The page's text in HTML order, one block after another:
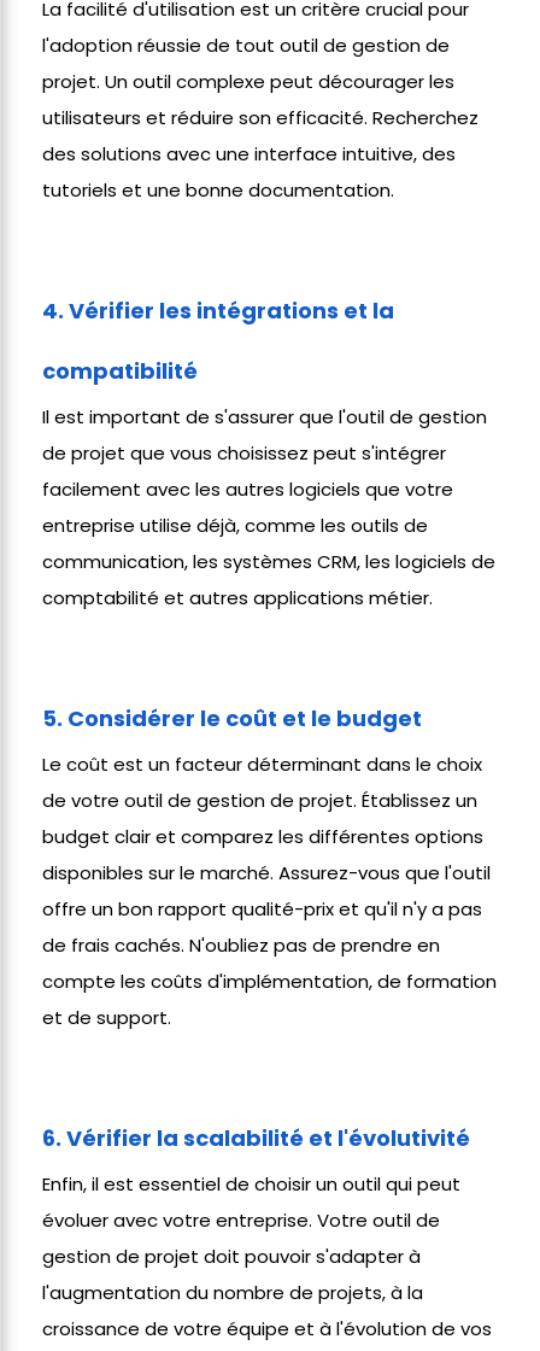
La facilité d'utilisation est un critère crucial pour
l'adoption réussie de tout outil de gestion de
projet. Un outil complexe peut décourager les
utilisateurs et réduire son efficacité. Recherchez
des solutions avec une interface intuitive, des
tutoriels et une bonne documentation.
4. Vérifier les intégrations et la
compatibilité
Il est important de s'assurer que l'outil de gestion
de projet que vous choisissez peut s'intégrer
facilement avec les autres logiciels que votre
entreprise utilise déjà, comme les outils de
communication, les systèmes CRM, les logiciels de
comptabilité et autres applications métier.
5. Considérer le coût et le budget
Le coût est un facteur déterminant dans le choix
de votre outil de gestion de projet. Établissez un
budget clair et comparez les différentes options
disponibles sur le marché. Assurez-vous que l'outil
offre un bon rapport qualité-prix et qu'il n'y a pas
de frais cachés. N'oubliez pas de prendre en
compte les coûts d'implémentation, de formation
et de support.
6. Vérifier la scalabilité et l'évolutivité
Enfin, il est essentiel de choisir un outil qui peut
évoluer avec votre entreprise. Votre outil de
gestion de projet doit pouvoir s'adapter à
l'augmentation du nombre de projets, à la
croissance de votre équipe et à l'évolution de vos